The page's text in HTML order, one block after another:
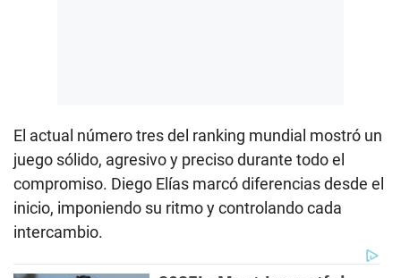
El actual número tres del ranking mundial mostró un
juego sólido, agresivo y preciso durante todo el
compromiso. Diego Elías marcó diferencias desde el
inicio, imponiendo su ritmo y controlando cada
intercambio.